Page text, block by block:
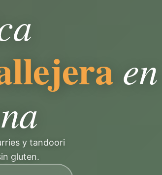
en
y tandoori
gluten.